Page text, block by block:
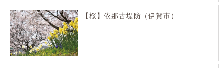
【桜】依那古堤防（伊賀市）